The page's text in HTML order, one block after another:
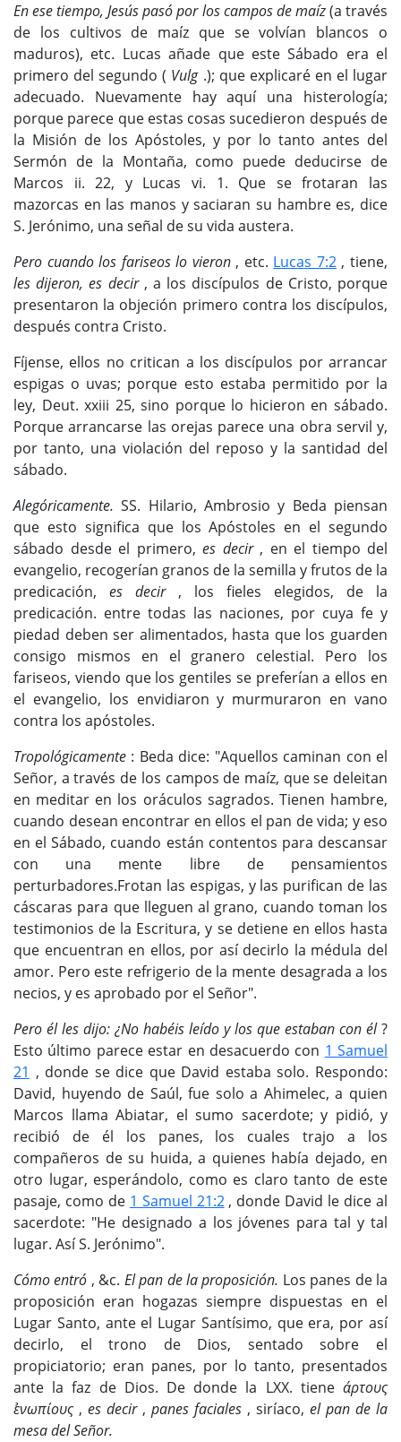
En ese tiempo, Jesús pasó por los campos de maíz(a través
de los cultivos de maíz que se volvían blancos o
maduros), etc. Lucas añade que este Sábado era el
primero del segundo ( Vulg.); que explicaré en el lugar
adecuado. Nuevamente hay aquí una histerología;
porque parece que estas cosas sucedieron después de
la Misión de los Apóstoles, y por lo tanto antes del
Sermón de la Montaña, como puede deducirse de
Marcos ii. 22, y Lucas vi. 1. Que se frotaran las
mazorcas en las manos y saciaran su hambre es, dice
S. Jerónimo, una señal de su vida austera.
Pero cuando los fariseos lo vieron, etc. Lucas 7:2, tiene,
les dijeron, es decir, a los discípulos de Cristo, porque
presentaron la objeción primero contra los discípulos,
después contra Cristo.
Fíjense, ellos no critican a los discípulos por arrancar
espigas o uvas; porque esto estaba permitido por la
ley, Deut. xxiii 25, sino porque lo hicieron en sábado.
Porque arrancarse las orejas parece una obra servil y,
por tanto, una violación del reposo y la santidad del
sábado.
Alegóricamente.SS. Hilario, Ambrosio y Beda piensan
que esto significa que los Apóstoles en el segundo
sábado desde el primero, es decir, en el tiempo del
evangelio, recogerían granos de la semilla y frutos de la
predicación, es decir, los fieles elegidos, de la
predicación. entre todas las naciones, por cuya fe y
piedad deben ser alimentados, hasta que los guarden
consigo mismos en el granero celestial. Pero los
fariseos, viendo que los gentiles se preferían a ellos en
el evangelio, los envidiaron y murmuraron en vano
contra los apóstoles.
Tropológicamente : Beda dice: "Aquellos caminan con el
Señor, a través de los campos de maíz, que se deleitan
en meditar en los oráculos sagrados. Tienen hambre,
cuando desean encontrar en ellos el pan de vida; y eso
en el Sábado, cuando están contentos para descansar
con una mente libre de pensamientos
perturbadores.Frotan las espigas, y las purifican de las
cáscaras para que lleguen al grano, cuando toman los
testimonios de la Escritura, y se detiene en ellos hasta
que encuentran en ellos, por así decirlo la médula del
amor. Pero este refrigerio de la mente desagrada a los
necios, y es aprobado por el Señor".
Pero él les dijo: ¿No habéis leído y los que estaban con él?
Esto último parece estar en desacuerdo con 1 Samuel
21 , donde se dice que David estaba solo. Respondo:
David, huyendo de Saúl, fue solo a Ahimelec, a quien
Marcos llama Abiatar, el sumo sacerdote; y pidió, y
recibió de él los panes, los cuales trajo a los
compañeros de su huida, a quienes había dejado, en
otro lugar, esperándolo, como es claro tanto de este
pasaje, como de 1 Samuel 21:2, donde David le dice al
sacerdote: "He designado a los jóvenes para tal y tal
lugar. Así S. Jerónimo".
Cómo entró , &c. El pan de la proposición. Los panes de la
proposición eran hogazas siempre dispuestas en el
Lugar Santo, ante el Lugar Santísimo, que era, por así
decirlo, el trono de Dios, sentado sobre el
propiciatorio; eran panes, por lo tanto, presentados
ante la faz de Dios. De donde la LXX. tiene άρτους
ε̉νωπίους, es decir, panes faciales , siríaco, el pan de la
mesa del Señor.